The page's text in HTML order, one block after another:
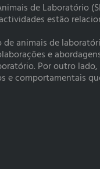
de Laboratório
estão
de animais de
e
Por outro
comportamentais